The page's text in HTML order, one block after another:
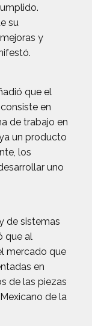
su
y
que el
en
de trabajo en
un producto
los
uno
de sistemas
que al
mercado que
en
de las piezas
de la